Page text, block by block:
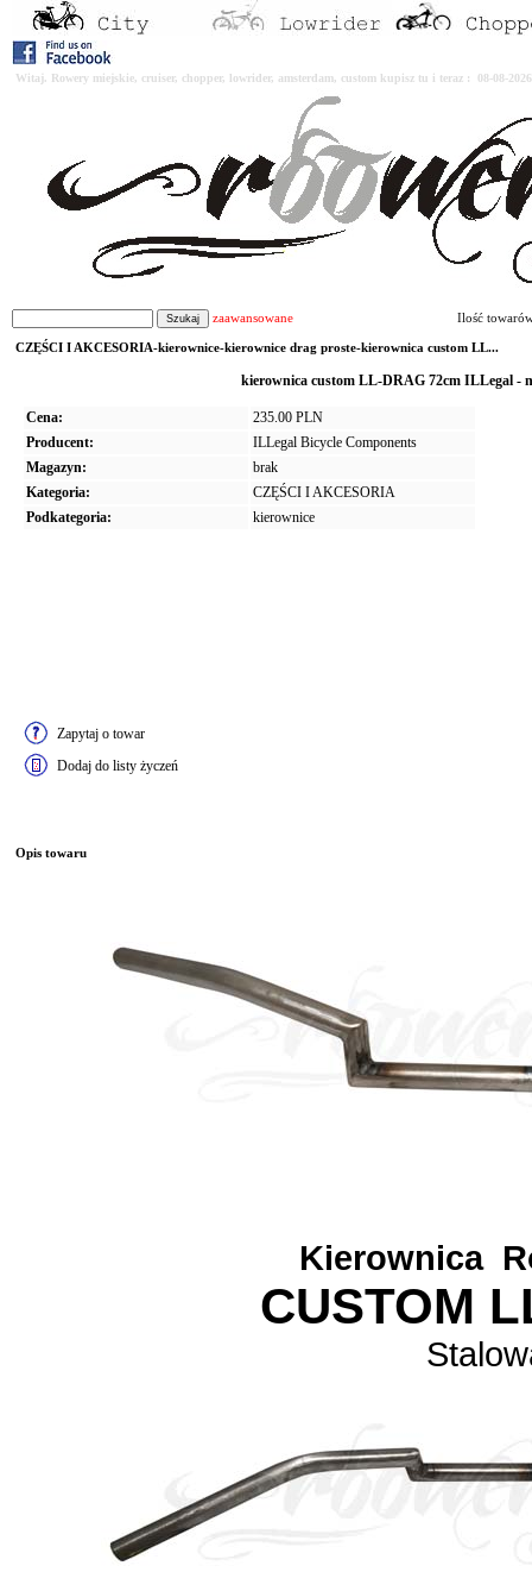
Witaj. Rowery miejskie, cruiser, chopper, lowrider, amsterdam, custom kupisz tu i teraz : 08-08-
zaawansowane Ilość
CZĘŚCI I AKCESORIA-kierownice-kierownice drag proste-kierownica custom LL...
kierownica custom LL-DRAG 72cm ILLegal -
Cena:
235.00 PLN
Producent:
ILLegal Bicycle Components
Magazyn:
brak
Kategoria:
CZĘŚCI I AKCESORIA
Podkategoria:
kierownice
Zapytaj o towar
Dodaj do listy życzeń
Opis towaru
Kierownica
CUSTOM